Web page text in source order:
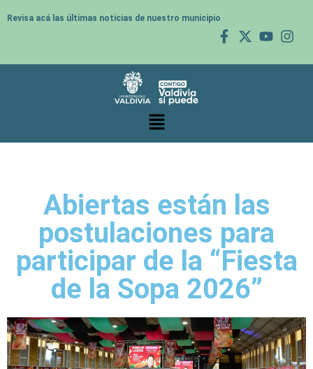
Revisa acá las últimas noticias de nuestro municipio
Abiertas están las
postulaciones para
participar de la “Fiesta
de la Sopa 2026”